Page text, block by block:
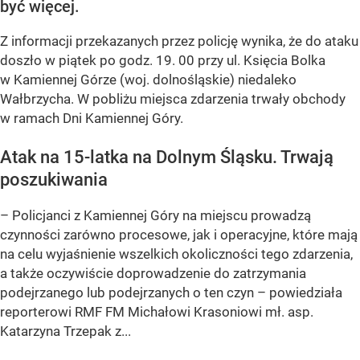
być więcej.
Z informacji przekazanych przez policję wynika, że do ataku
doszło w piątek po godz. 19. 00 przy ul. Księcia Bolka
w Kamiennej Górze (woj. dolnośląskie) niedaleko
Wałbrzycha. W pobliżu miejsca zdarzenia trwały obchody
w ramach Dni Kamiennej Góry.
Atak na 15-latka na Dolnym Śląsku. Trwają
poszukiwania
– Policjanci z Kamiennej Góry na miejscu prowadzą
czynności zarówno procesowe, jak i operacyjne, które mają
na celu wyjaśnienie wszelkich okoliczności tego zdarzenia,
a także oczywiście doprowadzenie do zatrzymania
podejrzanego lub podejrzanych o ten czyn – powiedziała
reporterowi RMF FM Michałowi Krasoniowi mł. asp.
Katarzyna Trzepak z...